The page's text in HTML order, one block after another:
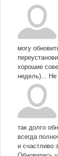
могу
хорошие
недель)... Не
так долго
всегда
и счастливо